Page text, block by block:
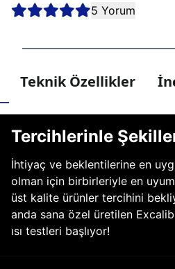
5 Yorum
Teknik Özellikler
Tercihlerinle
İhtiyaç ve beklentilerine en
olman için birbirleriyle en
üst kalite ürünler tercihini
anda sana özel üretilen
ısı testleri başlıyor!